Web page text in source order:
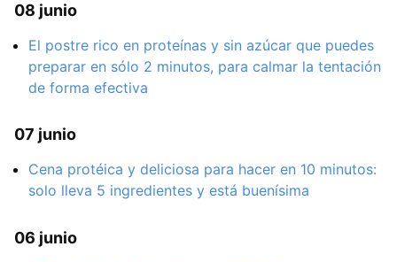
08 junio
El postre rico en proteínas y sin azúcar que puedes
preparar en sólo 2 minutos, para calmar la tentación
de forma efectiva
07 junio
Cena protéica y deliciosa para hacer en 10 minutos:
solo lleva 5 ingredientes y está buenísima
06 junio